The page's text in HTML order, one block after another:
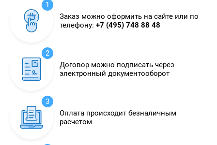
1
Заказ можно оформить на сайте или по
телефону: +7 (495) 748 88 48
2
Договор можно подписать через
электронный документооборот
3
Оплата происходит безналичным
расчетом